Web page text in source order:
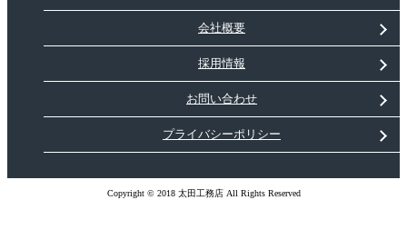
会社概要
採用情報
お問い合わせ
プライバシーポリシー
Copyright © 2018 太田工務店 All Rights Reserved